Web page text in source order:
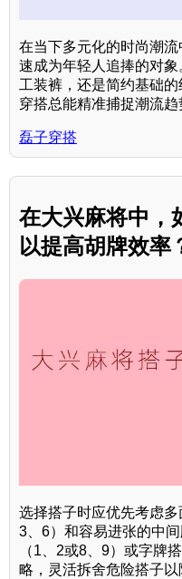
在当下多元化的时尚潮
速成为年轻人追捧的对
工装裤，还是简约基础
穿搭总能精准捕捉潮流趋
磊子穿搭
在大兴麻将中，
以提高胡牌效率
选择搭子时应优先考虑
3、6）和容易进张的中
（1、2或8、9）或字牌
略，灵活拆舍危险搭子以